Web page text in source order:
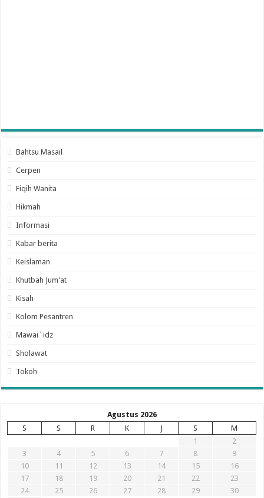
Bahtsu Masail
Cerpen
Fiqih Wanita
Hikmah
Informasi
Kabar berita
Keislaman
Khutbah Jum'at
Kisah
Kolom Pesantren
Mawai`idz
Sholawat
Tokoh
Agustus 2026
S
S R K J S
M
1
2
3
4 5 6 7 8
9
10
11 12 13 14 15
16
17
18 19 20 21 22
23
24
25 26 27 28 29
30